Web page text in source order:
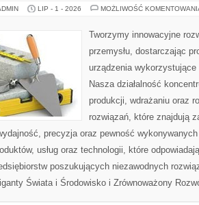
LIP - 1 - 2026 MOŻLIWOŚĆ
Tworzymy innowacyjne
przemysłu, dostarczając
urządzenia
Nasza działalność
produkcji, wdrażaniu oraz
rozwiązań, które znajdują
precyzja oraz pewność
usług oraz technologii, które
poszukujących niezawodnych
Świata i Środowisko i Zrównoważony